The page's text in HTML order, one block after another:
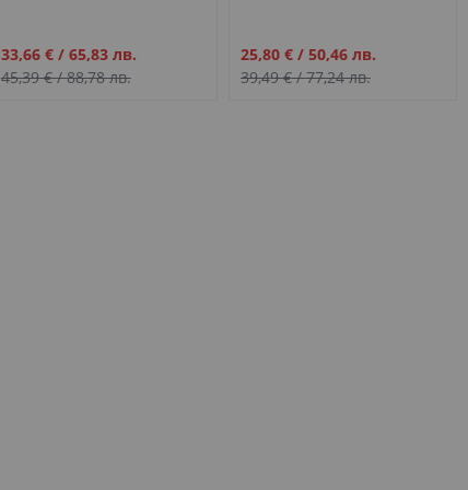
Промо
цена
33,66 €/ 65,83 лв.
45,39 €/88,78 лв.
Промо
цена
25,80 €/ 50,46 лв.
39,49 €/77,24 лв.